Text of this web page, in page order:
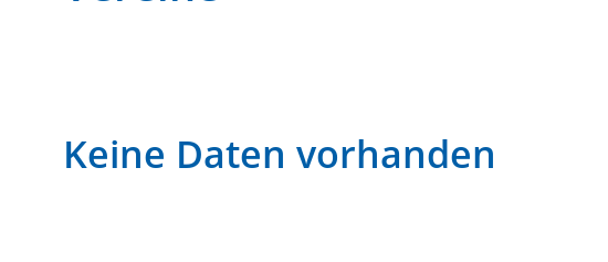
Keine Daten vorhanden